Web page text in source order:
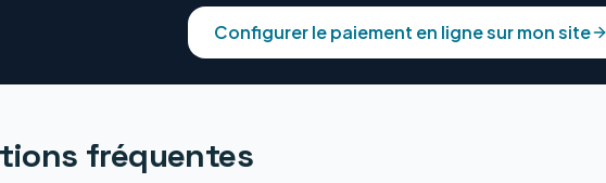
Configurer le paiement en ligne sur mon site
fréquentes